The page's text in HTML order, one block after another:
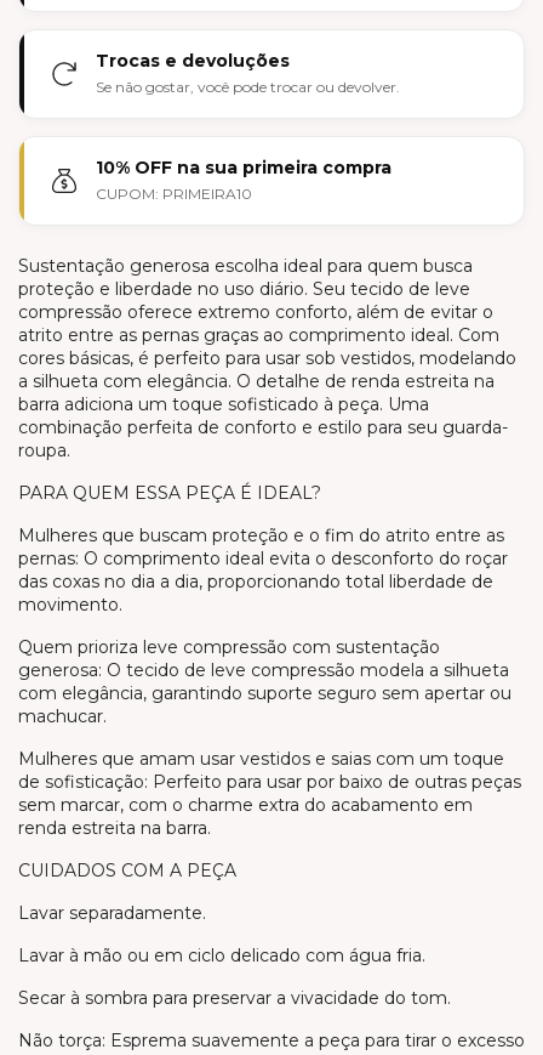
Trocas e devoluções
Se não gostar, você pode trocar ou devolver.
10% OFF na sua primeira compra
CUPOM: PRIMEIRA10
Sustentação generosa escolha ideal para quem busca
proteção e liberdade no uso diário. Seu tecido de leve
compressão oferece extremo conforto, além de evitar o
atrito entre as pernas graças ao comprimento ideal. Com
cores básicas, é perfeito para usar sob vestidos, modelando
a silhueta com elegância. O detalhe de renda estreita na
barra adiciona um toque sofisticado à peça. Uma
combinação perfeita de conforto e estilo para seu guarda-
roupa.
PARA QUEM ESSA PEÇA É IDEAL?
Mulheres que buscam proteção e o fim do atrito entre as
pernas: O comprimento ideal evita o desconforto do roçar
das coxas no dia a dia, proporcionando total liberdade de
movimento.
Quem prioriza leve compressão com sustentação
generosa: O tecido de leve compressão modela a silhueta
com elegância, garantindo suporte seguro sem apertar ou
machucar.
Mulheres que amam usar vestidos e saias com um toque
de sofisticação: Perfeito para usar por baixo de outras peças
sem marcar, com o charme extra do acabamento em
renda estreita na barra.
CUIDADOS COM A PEÇA
Lavar separadamente.
Lavar à mão ou em ciclo delicado com água fria.
Secar à sombra para preservar a vivacidade do tom.
Não torça: Esprema suavemente a peça para tirar o excesso